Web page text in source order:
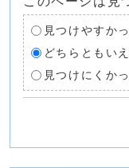
見つけやすか
どちらともい
見つけにくか